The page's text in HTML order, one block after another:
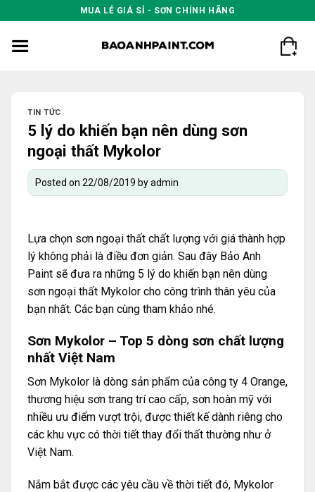
to
content
MUA LẺ GIÁ SỈ - SƠN CHÍNH HÃNG
TIN TỨC
5 lý do khiến bạn nên dùng sơn
ngoại thất Mykolor
Posted on 22/08/2019 byadmin
Lựa chọn sơn ngoại thất chất lượng với giá thành hợp
lý không phải là điều đơn giản. Sau đây Bảo Anh
Paint sẽ đưa ra những 5 lý do khiến bạn nên dùng
sơn ngoại thất Mykolor cho công trình thân yêu của
bạn nhất. Các bạn cùng tham khảo nhé.
Sơn Mykolor – Top 5 dòng sơn chất lượng
nhất Việt Nam
Sơn Mykolor là dòng sản phẩm của công ty 4 Orange,
thương hiệu sơn trang trí cao cấp, sơn hoàn mỹ với
nhiều ưu điểm vượt trội, được thiết kế dành riêng cho
các khu vực có thời tiết thay đổi thất thường như ở
Việt Nam.
Nắm bắt được các yêu cầu về thời tiết đó, Mykolor